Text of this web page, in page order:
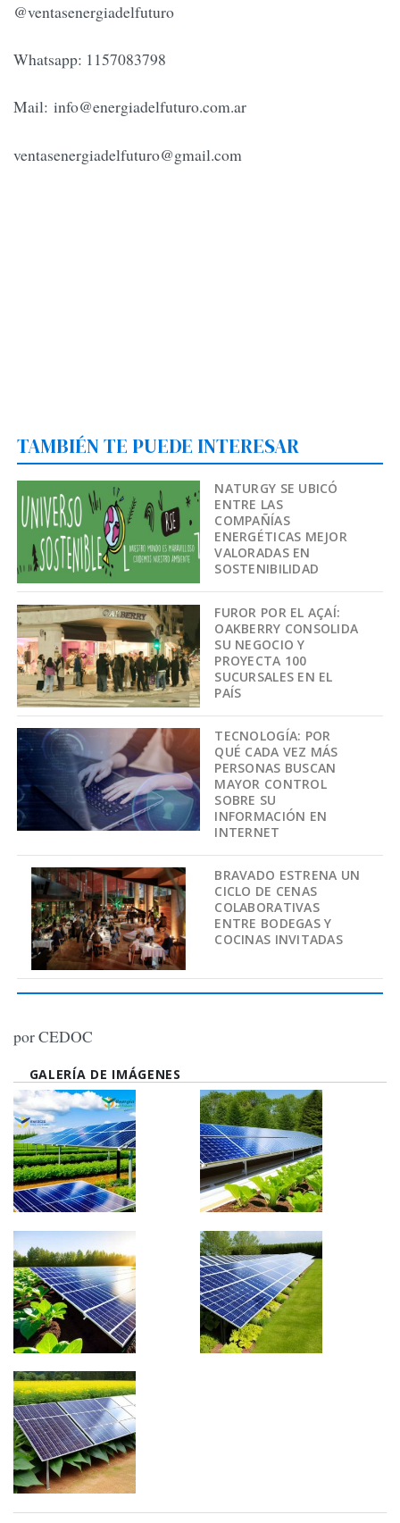
@ventasenergiadelfuturo
Whatsapp: 1157083798
Mail: info@energiadelfuturo.com.ar
ventasenergiadelfuturo@gmail.com
TAMBIÉN TE PUEDE INTERESAR
NATURGY SE UBICÓ
ENTRE LAS
COMPAÑÍAS
ENERGÉTICAS MEJOR
VALORADAS EN
SOSTENIBILIDAD
FUROR POR EL AÇAÍ:
OAKBERRY CONSOLIDA
SU NEGOCIO Y
PROYECTA 100
SUCURSALES EN EL
PAÍS
TECNOLOGÍA: POR
QUÉ CADA VEZ MÁS
PERSONAS BUSCAN
MAYOR CONTROL
SOBRE SU
INFORMACIÓN EN
INTERNET
BRAVADO ESTRENA UN
CICLO DE CENAS
COLABORATIVAS
ENTRE BODEGAS Y
COCINAS INVITADAS
por CEDOC
GALERÍA DE IMÁGENES